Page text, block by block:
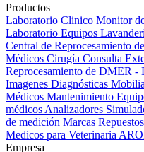
Productos
Laboratorio Clinico Monitor
Laboratorio Equipos
Central de Reprocesamiento
Médicos Cirugía Consulta
Reprocesamiento de DMER -
Imagenes Diagnósticas
Médicos Mantenimiento
médicos Analizadores
de medición Marcas Repuestos
Medicos para Veterinaria
Empresa